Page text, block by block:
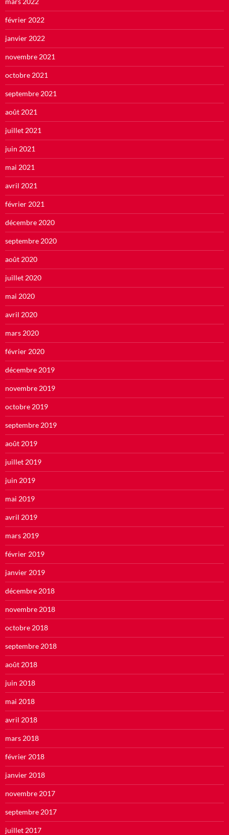
février 2022
janvier 2022
novembre 2021
octobre 2021
septembre 2021
août 2021
juillet 2021
juin 2021
mai 2021
avril 2021
février 2021
décembre 2020
septembre 2020
août 2020
juillet 2020
mai 2020
avril 2020
mars 2020
février 2020
décembre 2019
novembre 2019
octobre 2019
septembre 2019
août 2019
juillet 2019
juin 2019
mai 2019
avril 2019
mars 2019
février 2019
janvier 2019
décembre 2018
novembre 2018
octobre 2018
septembre 2018
août 2018
juin 2018
mai 2018
avril 2018
mars 2018
février 2018
janvier 2018
novembre 2017
septembre 2017
juillet 2017